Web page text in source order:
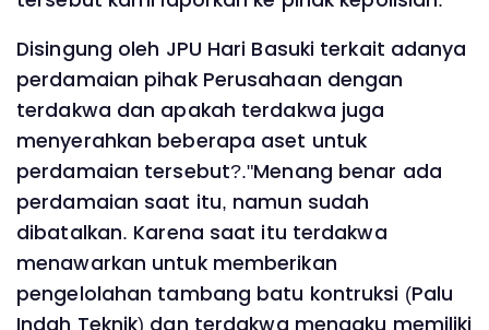
Disingung oleh JPU Hari Basuki terkait adanya
perdamaian pihak Perusahaan dengan
terdakwa dan apakah terdakwa juga
menyerahkan beberapa aset untuk
perdamaian tersebut?."Menang benar ada
perdamaian saat itu, namun sudah
dibatalkan. Karena saat itu terdakwa
menawarkan untuk memberikan
pengelolahan tambang batu kontruksi (Palu
Indah Teknik) dan terdakwa mengaku memiliki